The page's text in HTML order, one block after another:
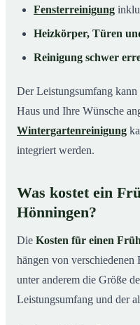
Fensterreinigung
Heizkörper, Türen
Reinigung schwer
Der Leistungsumfang
Haus und Ihre Wünsche
Wintergartenreinigung
integriert werden.
Was kostet ein
Hönningen?
Die Kosten für einen
hängen von verschiedenen
unter anderem die Größe
Leistungsumfang und der